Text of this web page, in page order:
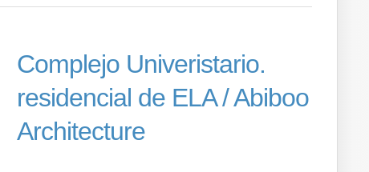
Complejo Univeristario.
residencial de ELA / Abiboo
Architecture